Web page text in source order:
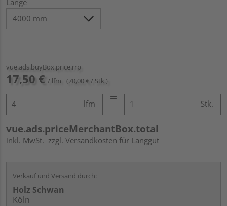
vue.ads.buyBox.price.rrp
17,50 € / lfm (70,00 € / Stk.)
lfm Stk.
vue.ads.priceMerchantBox.total
inkl. MwSt. zzgl. Versandkosten für Langgut
Verkauf und Versand durch:
Holz Schwan
Köln